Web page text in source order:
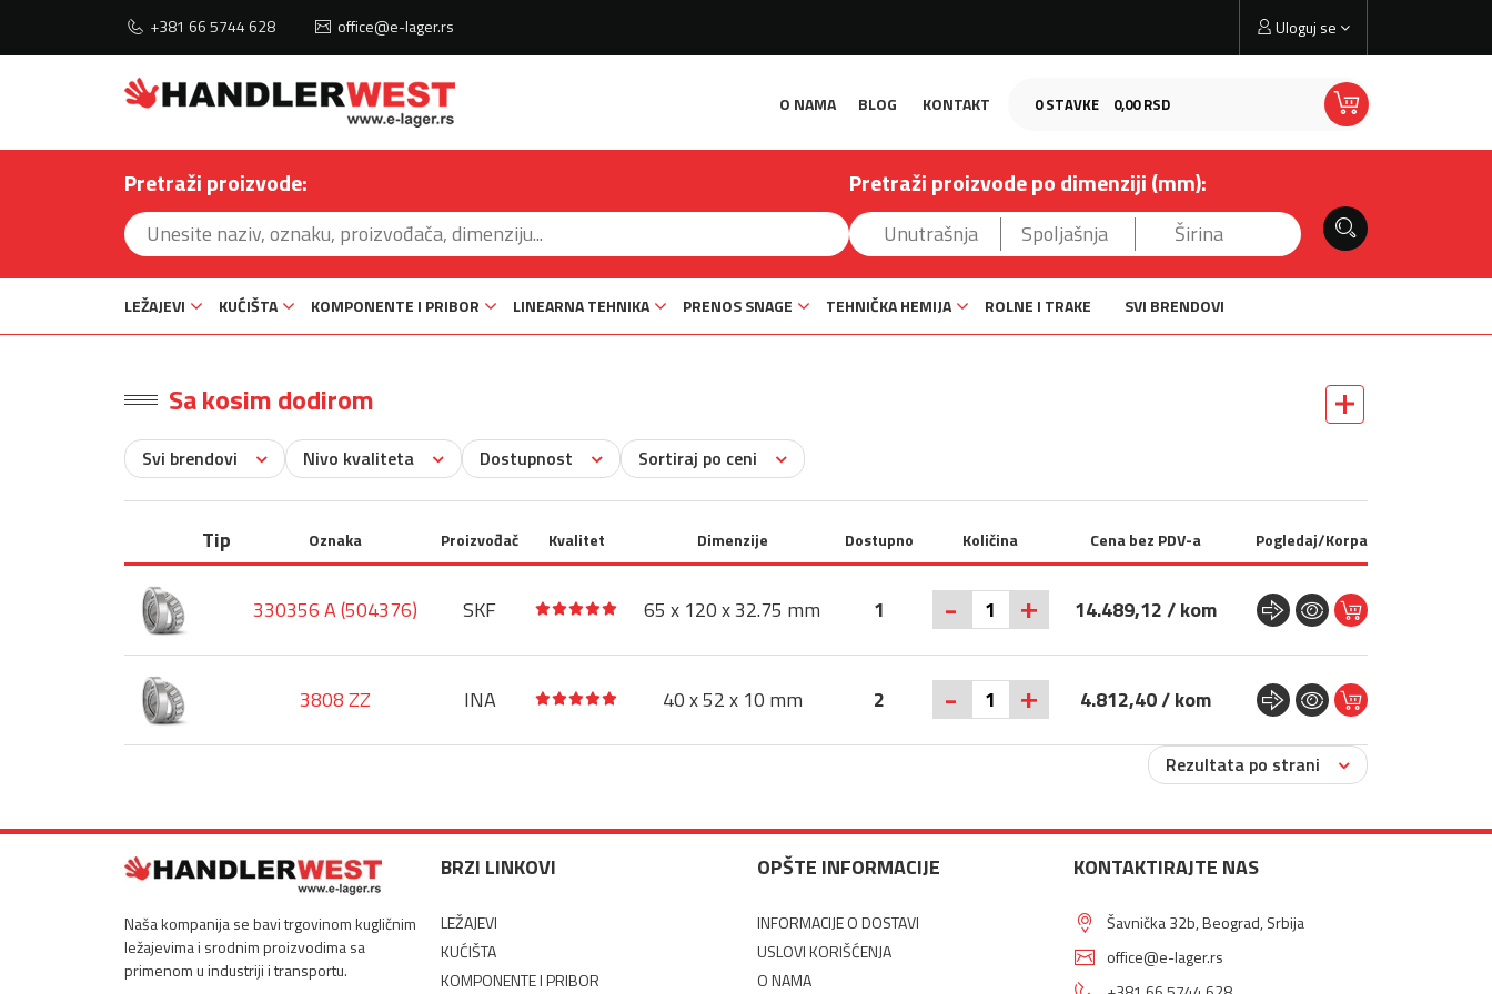
+381 66 5744 628 office@e-lager.rs
0STAVKE 0,00 RSD
Uloguj se
O NAMA BLOG KONTAKT
Pretraži proizvode: Pretraži proizvode po dimenziji (mm):
LEŽAJEVI KUĆIŠTA KOMPONENTE I PRIBOR LINEARNA TEHNIKA PRENOS SNAGE TEHNIČKA HEMIJA ROLNE I TRAKE SVI BRENDOVI
Sa kosim dodirom
Svi brendovi Nivo kvaliteta Dostupnost Sortiraj po ceni
Tip Oznaka Proizvođač Kvalitet Dimenzije Dostupno Količina Cena bez PDV-a Pogledaj/Korpa
330356 A (504376) SKF 65 x 120 x 32.75 mm 1 - + 14.489,12 / kom
3808 ZZ INA 40 x 52 x 10 mm 2 - + 4.812,40 / kom
Rezultata po strani
Naša kompanija se bavi trgovinom kugličnim
ležajevima i srodnim proizvodima sa
primenom u industriji i transportu.
BRZI LINKOVI
LEŽAJEVI
KUĆIŠTA
KOMPONENTE I PRIBOR
OPŠTE INFORMACIJE
INFORMACIJE O DOSTAVI
USLOVI KORIŠĆENJA
O NAMA
KONTAKTIRAJTE NAS
Šavnička 32b, Beograd, Srbija
office@e-lager.rs